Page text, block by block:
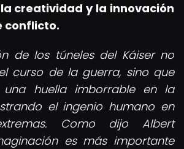
creatividad y la innovación
conflicto.
de los túneles del Káiser no
curso de la guerra, sino que
una huella imborrable en la
el ingenio humano en
Como dijo Albert
es más importante